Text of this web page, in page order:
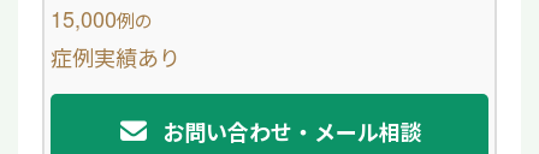
15,000例の
症例実績あり
お問い合わせ・メール相談